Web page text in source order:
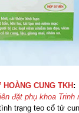
CUNG TKH :
đặt phụ khoa Trinh
trạng teo cổ tử